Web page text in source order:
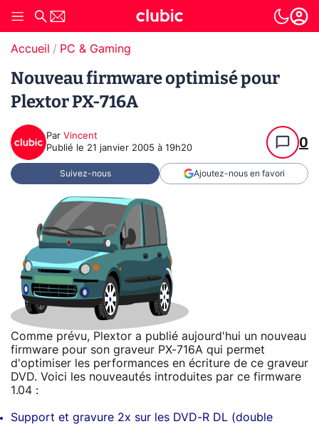
Accueil PC & Gaming
Nouveau firmware optimisé pour
Plextor PX-716A
Par Vincent
Publié le 21 janvier 2005 à 19h20 0
Suivez-nous Ajoutez-nous en favori
Comme prévu, Plextor a publié aujourd'hui un nouveau
firmware pour son graveur PX-716A qui permet
d'optimiser les performances en écriture de ce graveur
DVD. Voici les nouveautés introduites par ce firmware
1.04 :
Support et gravure 2x sur les DVD-R DL (double